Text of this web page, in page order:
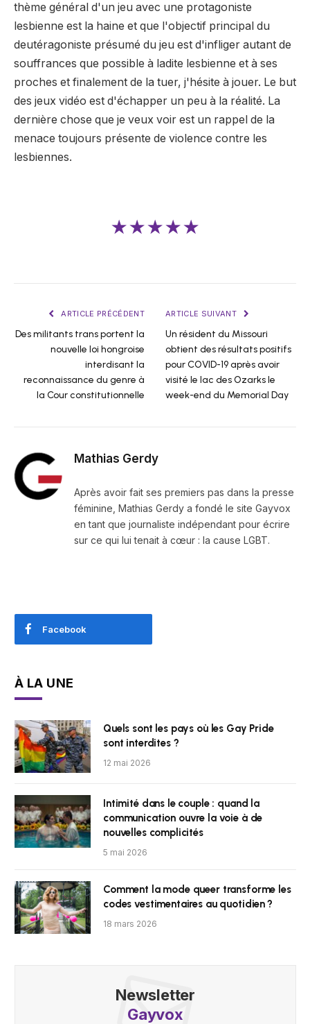
thème général d'un jeu avec une protagoniste
lesbienne est la haine et que l'objectif principal du
deutéragoniste présumé du jeu est d'infliger autant de
souffrances que possible à ladite lesbienne et à ses
proches et finalement de la tuer, j'hésite à jouer. Le but
des jeux vidéo est d'échapper un peu à la réalité. La
dernière chose que je veux voir est un rappel de la
menace toujours présente de violence contre les
lesbiennes.
★★★★★
ARTICLE PRÉCÉDENT
Des militants trans portent la
nouvelle loi hongroise
interdisant la
reconnaissance du genre à
la Cour constitutionnelle
ARTICLE SUIVANT
Un résident du Missouri
obtient des résultats positifs
pour COVID-19 après avoir
visité le lac des Ozarks le
week-end du Memorial Day
Mathias Gerdy
Après avoir fait ses premiers pas dans la presse
féminine, Mathias Gerdy a fondé le site Gayvox
en tant que journaliste indépendant pour écrire
sur ce qui lui tenait à cœur : la cause LGBT.
Facebook
À LA UNE
Quels sont les pays où les Gay Pride
sont interdites ?
12 mai 2026
Intimité dans le couple : quand la
communication ouvre la voie à de
nouvelles complicités
5 mai 2026
Comment la mode queer transforme les
codes vestimentaires au quotidien ?
18 mars 2026
Newsletter
Gayvox